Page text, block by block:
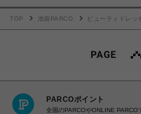
TOP 池袋PARCO ビューティドレッ
PARCOポイント
全国のPARCOやONLINE PARCO